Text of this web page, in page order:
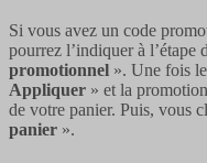
Si vous avez un code
pourrez l’indiquer à l’étape
promotionnel ». Une fois
Appliquer » et la
de votre panier. Puis, vous
panier ».